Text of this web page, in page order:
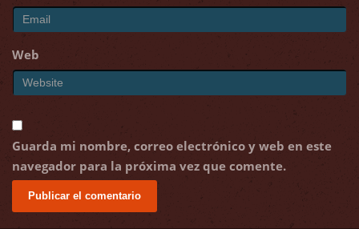
Web
Guarda mi nombre, correo electrónico y web en este
navegador para la próxima vez que comente.